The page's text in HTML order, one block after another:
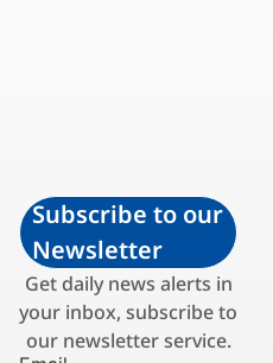
Subscribe to our
Newsletter
Get daily news alerts in
your inbox, subscribe to
our newsletter service.